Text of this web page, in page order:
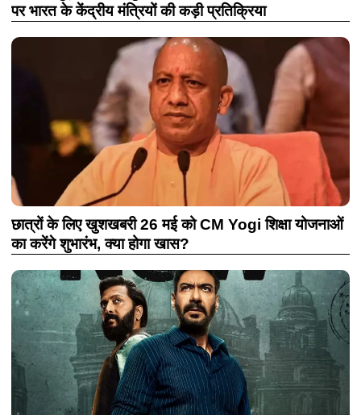
पर भारत के केंद्रीय मंत्रियों की कड़ी प्रतिक्रिया
छात्रों के लिए खुशखबरी 26 मई को CM Yogi शिक्षा योजनाओं
का करेंगे शुभारंभ, क्या होगा खास?